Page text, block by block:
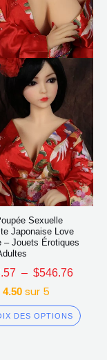
Sexuelle
Japonaise Love
– Jouets Érotiques
– $546.76
4.50sur 5
DES OPTIONS
être
du